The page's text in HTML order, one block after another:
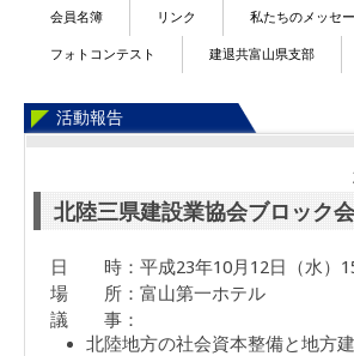
会員名簿 リンク 私たちのメッセ
フォトコンテスト 建退共富山県支部
活動報告
北陸三県建設業協会ブロック
日 時：平成23年10月12日（水）
場 所：富山第一ホテル
議 事：
北陸地方の社会資本整備と地方